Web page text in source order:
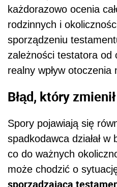
każdorazowo ocenia
rodzinnych i
sporządzeniu
zależności testatora od
realny wpływ otoczenia
Błąd, który
Spory pojawiają się
spadkodawca działał w
co do ważnych
może chodzić o
sporządzająca